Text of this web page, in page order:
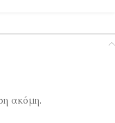
ακόμη.